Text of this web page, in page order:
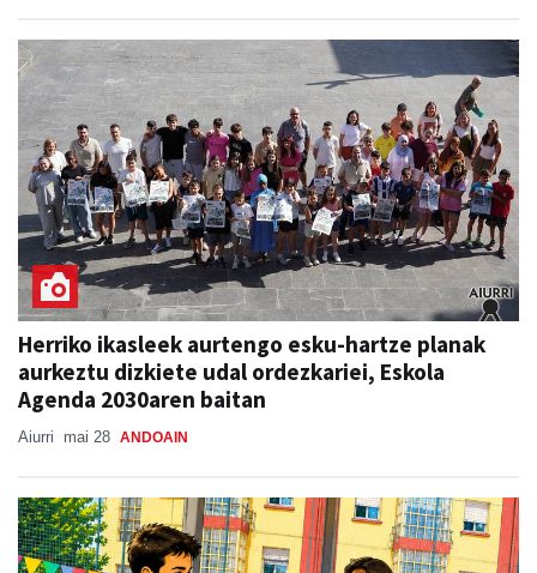
Herriko ikasleek aurtengo esku-hartze planak
aurkeztu dizkiete udal ordezkariei, Eskola
Agenda 2030aren baitan
Aiurri mai 28 ANDOAIN